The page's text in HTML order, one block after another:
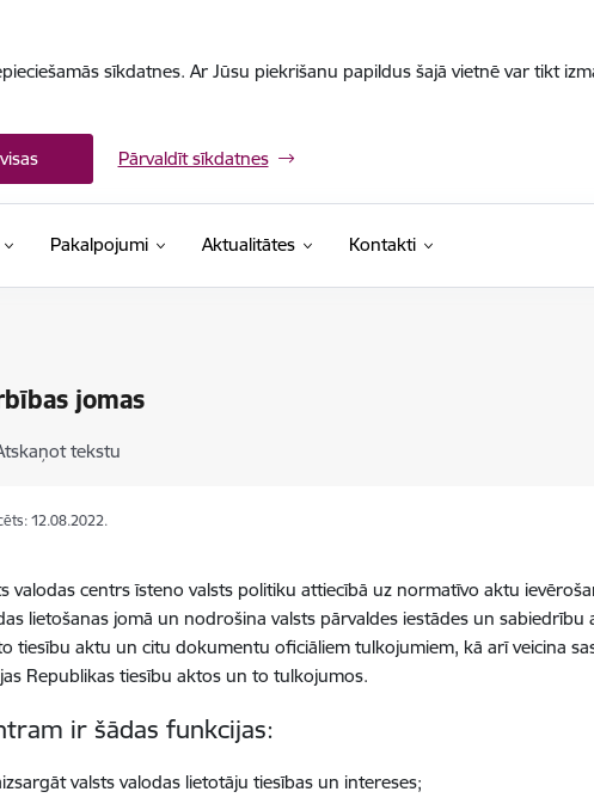
sīkdatnes. Ar Jūsu piekrišanu papildus šajā vietnē var tikt
Pārvaldīt sīkdatnes
Pakalpojumi Aktualitātes Kontakti
jomas
tekstu
12.08.2022.
valodas centrs īsteno valsts politiku attiecībā uz normatīvo aktu
lietošanas jomā un nodrošina valsts pārvaldes iestādes un
tiesību aktu un citu dokumentu oficiāliem tulkojumiem, kā arī veicina
Republikas tiesību aktos un to tulkojumos.
ir šādas funkcijas:
valsts valodas lietotāju tiesības un intereses;